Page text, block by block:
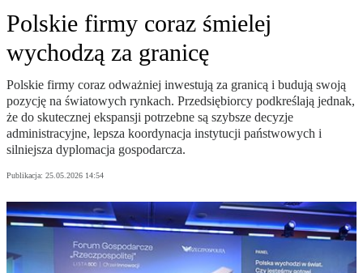
Polskie firmy coraz śmielej
wychodzą za granicę
Polskie firmy coraz odważniej inwestują za granicą i budują swoją
pozycję na światowych rynkach. Przedsiębiorcy podkreślają jednak,
że do skutecznej ekspansji potrzebne są szybsze decyzje
administracyjne, lepsza koordynacja instytucji państwowych i
silniejsza dyplomacja gospodarcza.
Publikacja: 25.05.2026 14:54